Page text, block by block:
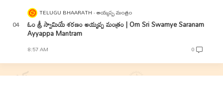
TELUGU BHAARATH అయ్యప్ప మంత్రం
ఓం శ్రీ స్వామియే శరణం అయ్యప్ప మంత్రం | Om Sri Swamye Saranam
Ayyappa Mantram
8:57 AM 0